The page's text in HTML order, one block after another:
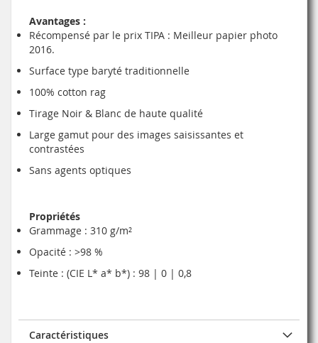
Avantages :
Récompensé par le prix TIPA : Meilleur papier photo
2016.
Surface type baryté traditionnelle
100% cotton rag
Tirage Noir & Blanc de haute qualité
Large gamut pour des images saisissantes et
contrastées
Sans agents optiques
Propriétés
Grammage : 310 g/m²
Opacité : >98 %
Teinte : (CIE L* a* b*) : 98 | 0 | 0,8
Caractéristiques